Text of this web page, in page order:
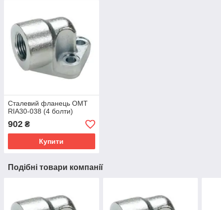
Сталевий фланець OMT
RIA30-038 (4 болти)
902 ₴
Купити
Подібні товари компанії